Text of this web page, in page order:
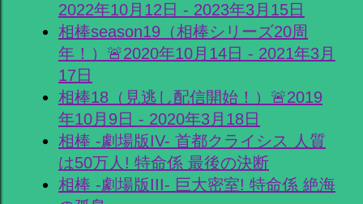
2022年10月12日 - 2023年3月15日
相棒season19（相棒シリーズ20周
年！）🚨2020年10月14日 - 2021年3月
17日
相棒18（見逃し配信開始！）🚨2019
年10月9日 - 2020年3月18日
相棒 -劇場版IV- 首都クライシス 人質
は50万人! 特命係 最後の決断
相棒 -劇場版III- 巨大密室! 特命係 絶海